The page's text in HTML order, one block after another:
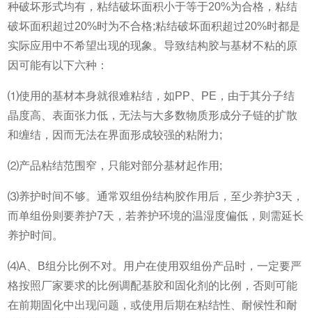
种破坏形式均有，粘结破坏面积小于等于20%为合格，粘结
破坏面积超过20%时为不合格;粘结破坏面积超过20%时都是
实际应用中不希望出现的现象。导致结构胶与基材不粘的原
因可能有以下六种：
⑴使用的基材本身就很难粘结，如PP、PE，由于其分子结
晶度高、表面张力低，无法与大多数物质形成分子链的扩散
和缠结，因而无法在界面形成较强的粘附力;
⑵产品粘结范围窄，只能对部分基材起作用;
⑶养护时间不够。通常双组份结构胶作用后，至少养护3天，
而单组份则要养护7天，若养护环境的温湿度偏低，则需延长
养护时间。
⑷A、B组分比例不对。用户在使用双组份产品时，一定要严
格按照厂家要求的比例调配基胶和固化剂的比例，否则可能
在前期固化中出现问题，或使用后期在粘结性、耐候性和耐